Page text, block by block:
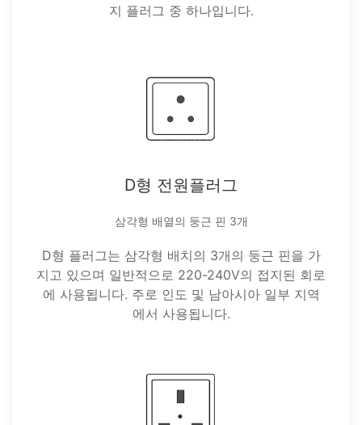
지 플러그 중 하나입니다.
D형 전원플러그
삼각형 배열의 둥근 핀 3개
D형 플러그는 삼각형 배치의 3개의 둥근 핀을 가
지고 있으며 일반적으로 220-240V의 접지된 회로
에 사용됩니다. 주로 인도 및 남아시아 일부 지역
에서 사용됩니다.